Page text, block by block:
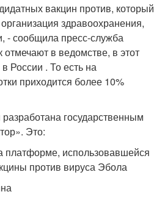
вакцин против, который
здравоохранения,
- сообщила пресс-служба
отмечают в ведомстве, в этот
России . То есть на
приходится более 10%
государственным
Это:
платформе, использовавшейся
против вируса Эбола